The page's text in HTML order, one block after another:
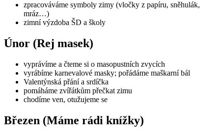
zpracováváme symboly zimy (vločky z papíru, sněhulák,
mráz…)
zimní výzdoba ŠD a školy
Únor (Rej masek)
vyprávíme a čteme si o masopustních zvycích
vyrábíme karnevalové masky; pořádáme maškarní bál
Valentýnská přání a srdíčka
pomáháme zvířátkům přečkat zimu
chodíme ven, otužujeme se
Březen (Máme rádi knížky)